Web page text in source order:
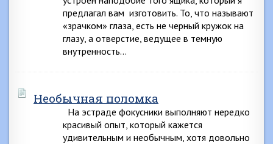
предлагал вам изготовить. То, что называют
«зрачком» глаза, есть не черный кружок на
глазу, а отверстие, ведущее в темную
внутренность…
Необычная поломка
На эстраде фокусники выполняют нередко
красивый опыт, который кажется
удивительным и необычным, хотя довольно